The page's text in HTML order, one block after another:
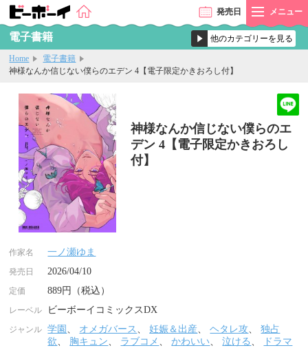
発売日 メニュー
電子書籍
Home
電子書籍
神様なんか信じない僕らのエデン 4【電子限定かきおろし付】
神様なんか信じない僕らのエ
デン 4【電子限定かきおろし
付】
作家名 一ノ瀬ゆま
発売日 2026/04/10
定価 889円（税込）
レーベル ビーボーイコミックスDX
ジャンル 学園 、 オメガバース 、妊娠＆出産、ヘタレ攻、独占
欲、 胸キュン、 ラブコメ 、かわいい、泣ける 、
ドラマ